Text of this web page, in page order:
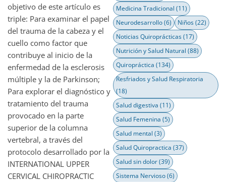
objetivo de este artículo es
triple: Para examinar el papel
del trauma de la cabeza y el
cuello como factor que
contribuye al inicio de la
enfermedad de la esclerosis
múltiple y la de Parkinson;
Para explorar el diagnóstico y
tratamiento del trauma
provocado en la parte
superior de la columna
vertebral, a través del
protocolo desarrollado por la
INTERNATIONAL UPPER
CERVICAL CHIROPRACTIC
Medicina Tradicional (11)
Neurodesarrollo(6) Niños(22)
Noticias Quiroprácticas(17)
Nutrición y Salud Natural (88)
Quiropráctica (134)
Resfriados y Salud Respiratoria
(18)
Salud digestiva (11)
Salud Femenina (5)
Salud mental (3)
Salud Quiropractica (37)
Salud sin dolor(39)
Sistema Nervioso(6)